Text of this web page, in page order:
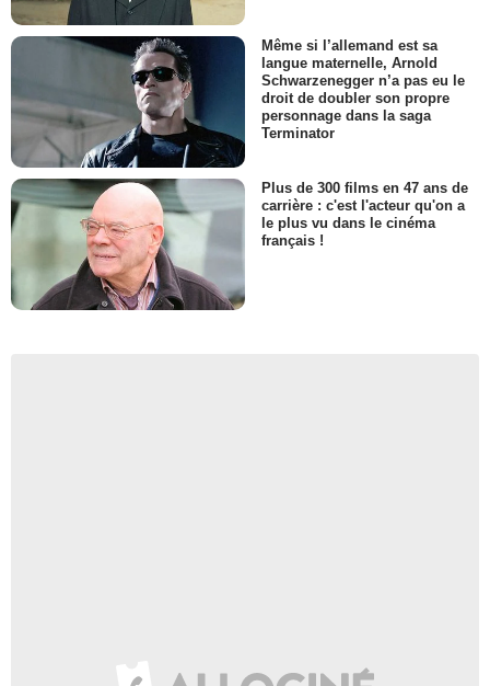
Même si l’allemand est sa
langue maternelle, Arnold
Schwarzenegger n’a pas eu le
droit de doubler son propre
personnage dans la saga
Terminator
Plus de 300 films en 47 ans de
carrière : c'est l'acteur qu'on a
le plus vu dans le cinéma
français !